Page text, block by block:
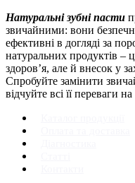
Натуральні зубні пасти
звичайними: вони
ефективні в догляді за
натуральних продуктів –
здоров’я, але й внесок у
Спробуйте замінити
відчуйте всі її переваги на